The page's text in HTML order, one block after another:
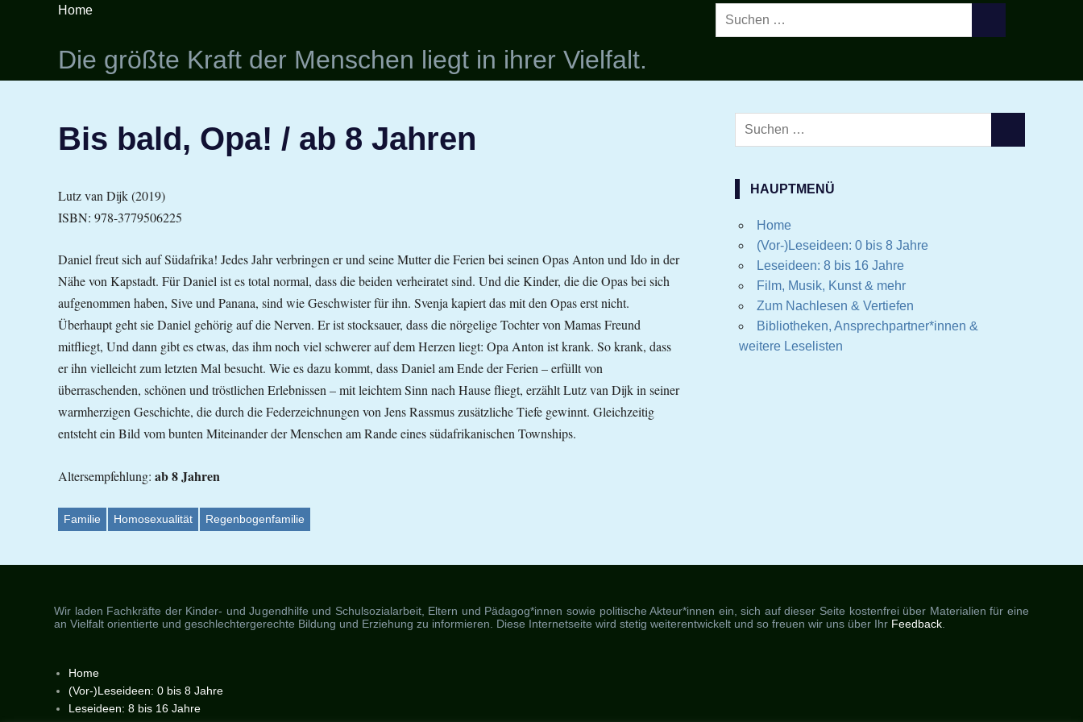
Home
Die größte Kraft der Menschen liegt in ihrer Vielfalt.
Suchen
Bis bald, Opa! / ab 8 Jahren
Lutz van Dijk (2019)
ISBN: 978-3779506225
Daniel freut sich auf Südafrika! Jedes Jahr verbringen er und seine Mutter die Ferien bei seinen Opas Anton und Ido in der
Nähe von Kapstadt. Für Daniel ist es total normal, dass die beiden verheiratet sind. Und die Kinder, die die Opas bei sich
aufgenommen haben, Sive und Panana, sind wie Geschwister für ihn. Svenja kapiert das mit den Opas erst nicht.
Überhaupt geht sie Daniel gehörig auf die Nerven. Er ist stocksauer, dass die nörgelige Tochter von Mamas Freund
mitfliegt, Und dann gibt es etwas, das ihm noch viel schwerer auf dem Herzen liegt: Opa Anton ist krank. So krank, dass
er ihn vielleicht zum letzten Mal besucht. Wie es dazu kommt, dass Daniel am Ende der Ferien – erfüllt von
überraschenden, schönen und tröstlichen Erlebnissen – mit leichtem Sinn nach Hause fliegt, erzählt Lutz van Dijk in seiner
warmherzigen Geschichte, die durch die Federzeichnungen von Jens Rassmus zusätzliche Tiefe gewinnt. Gleichzeitig
entsteht ein Bild vom bunten Miteinander der Menschen am Rande eines südafrikanischen Townships.
Altersempfehlung: ab 8 Jahren
Familie Homosexualität Regenbogenfamilie
Suchen
HAUPTMENÜ
Home
(Vor-)Leseideen: 0 bis 8 Jahre
Leseideen: 8 bis 16 Jahre
Film, Musik, Kunst & mehr
Zum Nachlesen & Vertiefen
Bibliotheken, Ansprechpartner*innen &
weitere Leselisten
Wir laden Fachkräfte der Kinder- und Jugendhilfe und Schulsozialarbeit, Eltern und Pädagog*innen sowie politische Akteur*innen ein, sich auf dieser Seite kostenfrei über Materialien für eine
an Vielfalt orientierte und geschlechtergerechte Bildung und Erziehung zu informieren. Diese Internetseite wird stetig weiterentwickelt und so freuen wir uns über Ihr Feedback
Home
(Vor-)Leseideen: 0 bis 8 Jahre
Leseideen: 8 bis 16 Jahre